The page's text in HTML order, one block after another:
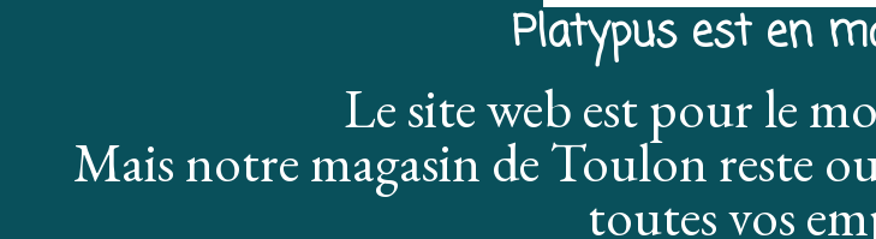
Platypus est en
Le site web est pour le
Mais notre magasin de Toulon reste
toutes vos